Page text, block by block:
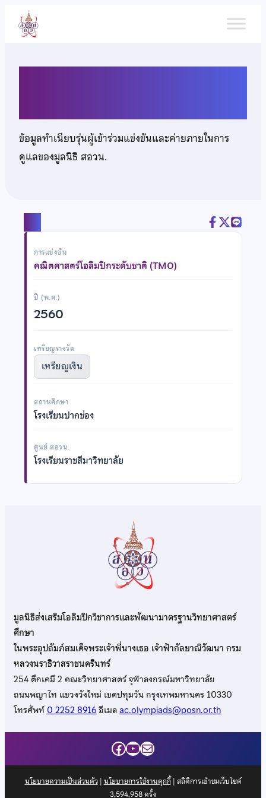
เนื้อหา
ข้อมูลทำเนียบรุ่นผู้เข้าร่วมแข่งขันและค่ายภายในการ
ดูแลของมูลนิธิ สอวน.
การแข่งขัน
คณิตศาสตร์โอลิมปิกระดับชาติ (TMO)
ปี (พ.ศ.)
2560
เหรียญรางวัล
เหรียญเงิน
สถานศึกษา
โรงเรียนปากช่อง
ศูนย์ สอวน.
โรงเรียนราชสีมาวิทยาลัย
มูลนิธิส่งเสริมโอลิมปิกวิชาการและพัฒนามาตรฐานวิทยาศาสตร์
ศึกษา
ในพระอุปถัมภ์สมเด็จพระเจ้าพี่นางเธอ เจ้าฟ้ากัลยาณิวัฒนา กรม
หลวงนราธิวาสราชนครินทร์
254 ตึกเคมี 2 คณะวิทยาศาสตร์ จุฬาลงกรณ์มหาวิทยาลัย
ถนนพญาไท แขวงวังใหม่ เขตปทุมวัน กรุงเทพมหานคร 10330
โทรศัพท์0 2252 8916อีเมลac.olympiads@posn.or.th
Facebook
YouTube
Mail
นโยบายความเป็นส่วนตัว| นโยบายการใช้งานคุกกี้| สถิติการเข้าชมเว็บไซต์
3,594,958ครั้ง